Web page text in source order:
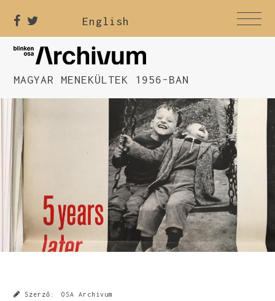
English
MAGYAR MENEKÜLTEK 1956-BAN
Szerző:
OSA Archivum